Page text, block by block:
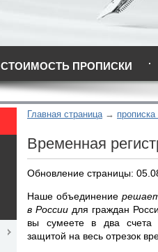
СТОИМОСТЬ ПРОПИСКИ
Главная страница
Временная
Обновление страницы:
Наше объединение
в России для граждан
вы сумеете в два счета
защитой на весь отрезок